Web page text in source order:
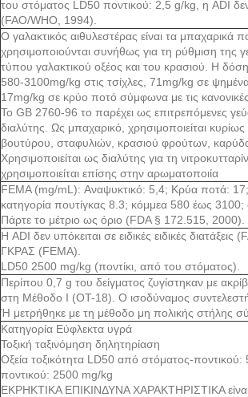
του στόματος LD50 ποντικού: 2,5 g/kg, η ADI δεν
(FAO/WHO, 1994).
Ο γαλακτικός αιθυλεστέρας είναι τα μπαχαρικά
χρησιμοποιούνται συνήθως για τη ρύθμιση
τύπου γαλακτικού οξέος και του κρασιού. Η
580-3100mg/kg στις τσίχλες, 71mg/kg σε
17mg/kg σε κρύο ποτό σύμφωνα με τις
Το GB 2760-96 το παρέχει ως επιτρεπόμενες
διαλύτης. Ως μπαχαρικό, χρησιμοποιείται
βουτύρου, σταφυλιών, κρασιού φρούτων,
Χρησιμοποιείται ως διαλύτης για τη
χρησιμοποιείται επίσης στην αρωματοποιία
FEMA (mg/mL): Αναψυκτικό: 5,4; Κρύα ποτά:
κατηγορία πουτίγκας 8.3; κόμμεα 580 έως 3100;
Πάρτε το μέτριο ως όριο (FDA § 172.515, 2000).
Η ADI δεν υπόκειται σε ειδικές ειδικές διατάξεις
ΓΚΡΑΣ (FEMA).
LD50 2500 mg/kg (ποντίκι, από του στόματος).
Περίπου 0,7 g του δείγματος ζυγίστηκαν με
στη Μέθοδο Ι (OT-18). Ο ισοδύναμος
Ή μετρήθηκε με τη μέθοδο μη πολικής στήλης
Κατηγορία Εύφλεκτα υγρά
Τοξική ταξινόμηση δηλητηρίαση
Οξεία τοξικότητα LD50 από στόματος-
ποντικού: 2500 mg/kg
ΕΚΡΗΚΤΙΚΑ ΕΠΙΚΙΝΔΥΝΑ ΧΑΡΑΚΤΗΡΙΣΤΙΚΑ είναι